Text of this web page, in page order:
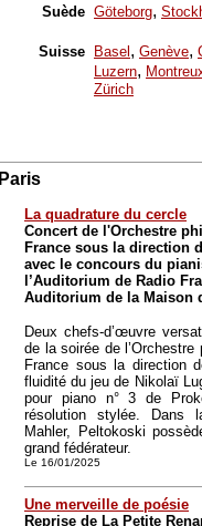
Suède Göteborg,
Suisse Basel , Genève,
Luzern,
Zürich
Paris
La quadrature du cercle
Concert de l'Orchestre
France sous la direction
avec le concours du
l’Auditorium de Radio
Auditorium de la Maison
Deux chefs-d’œuvre
de la soirée de l’Orchestre
France sous la direction
fluidité du jeu de Nikolaï
pour piano n° 3 de
résolution stylée. Dans
Mahler, Peltokoski
grand fédérateur.
Le 16/01/2025
Une merveille de poésie
Reprise de La Petite